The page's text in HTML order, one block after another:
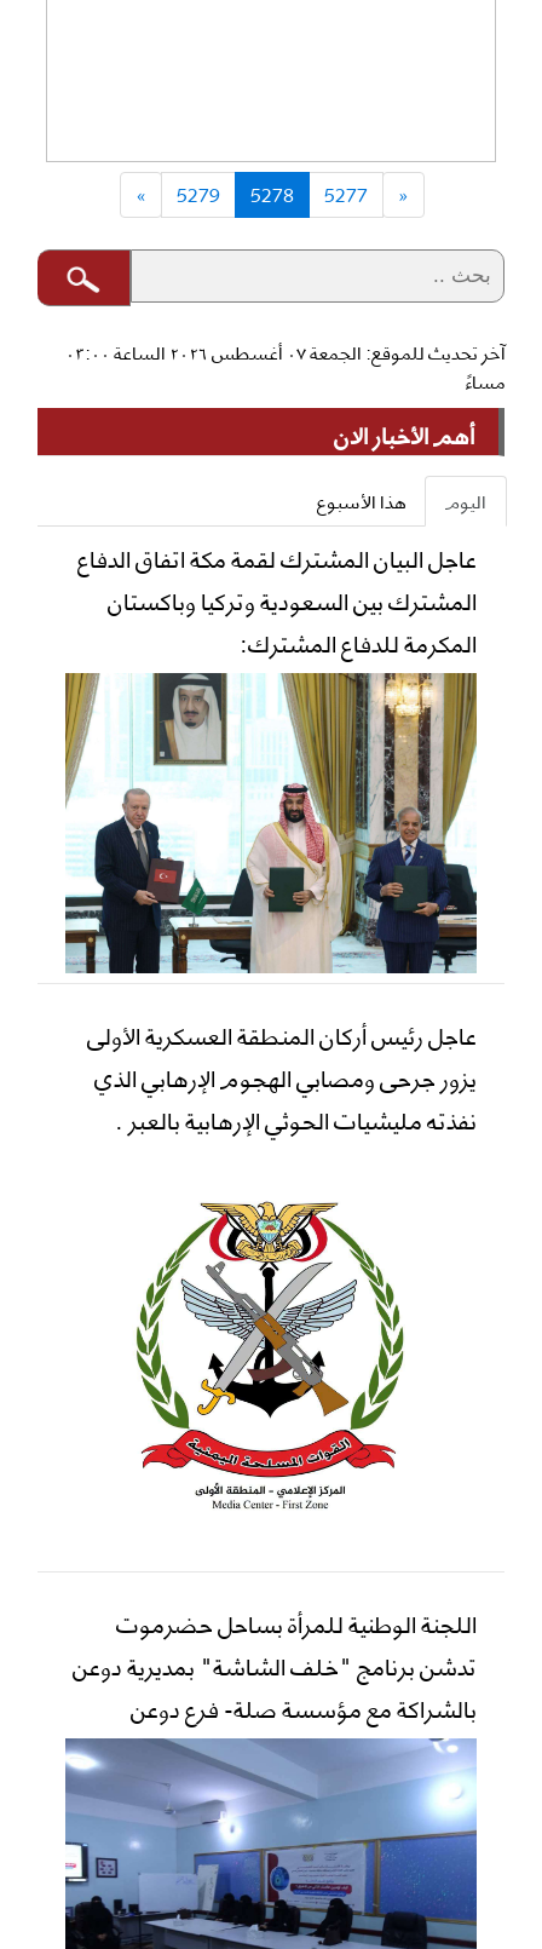
«
5277
5278
5279
»
آخر تحديث للموقع: الجمعة ٠٧ أغسطس ٢٠٢٦ الساعة ٠٣:٠٠
مساءً
أهم الأخبار الان
اليوم هذا الأسبوع
عاجل البيان المشترك لقمة مكة اتفاق الدفاع
المشترك بين السعودية وتركيا وباكستان
المكرمة للدفاع المشترك:
عاجل رئيس أركان المنطقة العسكرية الأولى
يزور جرحى ومصابي الهجوم الإرهابي الذي
نفذته مليشيات الحوثي الإرهابية بالعبر .
اللجنة الوطنية للمرأة بساحل حضرموت
تدشن برنامج "خلف الشاشة" بمديرية دوعن
بالشراكة مع مؤسسة صلة- فرع دوعن